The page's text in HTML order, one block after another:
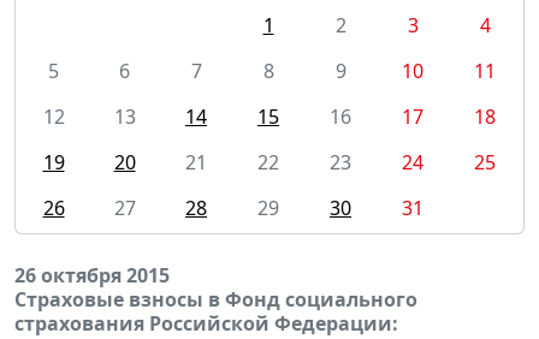
1
2 3
4
5
6 7 8 9 10
11
12
13 14 15 16 17
18
19
20 21 22 23 24
25
26
27 28 29 30 31
26 октября 2015
Страховые взносы в Фонд социального
страхования Российской Федерации: